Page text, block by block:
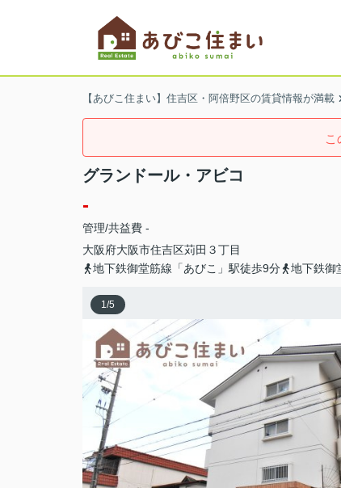
【あびこ住まい】住吉区・阿倍野区の賃貸情報が満載
こ
グランドール・アビコ
-
管理/共益費 -
大阪府大阪市住吉区苅田 ３丁目
地下鉄御堂筋線「あびこ」駅徒歩9分
地下鉄御
1/5